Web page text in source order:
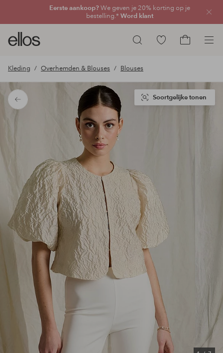
Eerste aankoop?We geven je 20% korting op je
bestelling.* Word klant
Zoeken
Ellos
logo
ga
naar
de
voorpagina
Ga
producten
Kleding Overhemden & Blouses Blouses
Terug
Soortgelijke tonen